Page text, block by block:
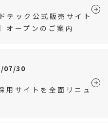
テック公式販売サイト
オープンのご案内
07/30
用サイトを全面リニュ